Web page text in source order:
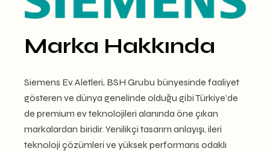
Marka Hakkında
Siemens Ev Aletleri, BSH Grubu bünyesinde faaliyet
gösteren ve dünya genelinde olduğu gibi Türkiye’de
de premium ev teknolojileri alanında öne çıkan
markalardan biridir. Yenilikçi tasarım anlayışı, ileri
teknoloji çözümleri ve yüksek performans odaklı